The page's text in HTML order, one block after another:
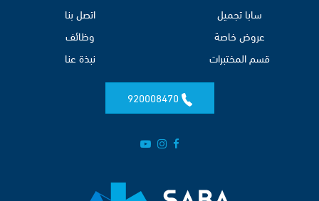
سابا تجميل
عروض خاصة
قسم المختبرات
اتصل بنا
وظائف
نبذة عنا